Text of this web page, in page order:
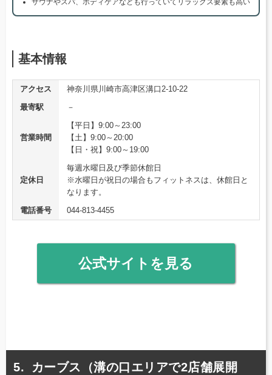
基本情報
アクセス
神奈川県川崎市高津区溝口2-10-22
最寄駅
－
営業時間
【平日】9:00～23:00
【土】9:00～20:00
【日・祝】9:00～19:00
定休日
毎週水曜日及び季節休館日
※水曜日が祝日の場合もフィットネスは、休館日と
なります。
電話番号
044-813-4455
公式サイトを見る
カーブス（溝の口エリアで2店舗展開